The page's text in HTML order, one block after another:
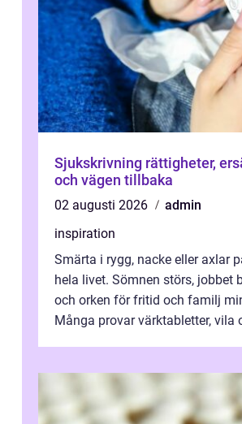
Sjukskrivning rättigheter, ersättning
och vägen tillbaka
02 augusti 2026
admin
inspiration
Smärta i rygg, nacke eller axlar
hela livet. Sömnen störs, jobbet
och orken för fritid och familj
Många provar värktabletter, vila